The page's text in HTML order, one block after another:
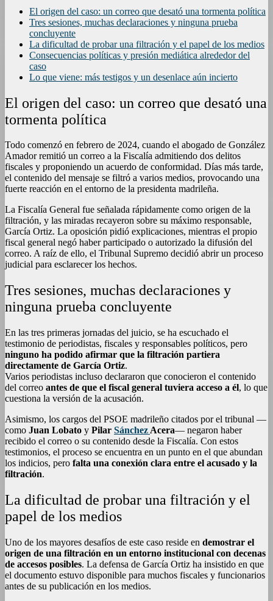
El origen del caso: un correo que desató una tormenta política
Tres sesiones, muchas declaraciones y ninguna prueba
concluyente
La dificultad de probar una filtración y el papel de los medios
Consecuencias políticas y presión mediática alrededor del
caso
Lo que viene: más testigos y un desenlace aún incierto
El origen del caso: un correo que desató una
tormenta política
Todo comenzó en febrero de 2024, cuando el abogado de González
Amador remitió un correo a la Fiscalía admitiendo dos delitos
fiscales y proponiendo un acuerdo de conformidad. Días más tarde,
el contenido del mensaje se filtró a varios medios, provocando una
fuerte reacción en el entorno de la presidenta madrileña.
La Fiscalía General fue señalada rápidamente como origen de la
filtración, y las miradas recayeron sobre su máximo responsable,
García Ortiz. La oposición pidió explicaciones, mientras el propio
fiscal general negó haber participado o autorizado la difusión del
correo. A raíz de ello, el Tribunal Supremo decidió abrir un proceso
judicial para esclarecer los hechos.
Tres sesiones, muchas declaraciones y
ninguna prueba concluyente
En las tres primeras jornadas del juicio, se ha escuchado el
testimonio de periodistas, fiscales y responsables políticos, pero
ninguno ha podido afirmar que la filtración partiera
directamente de García Ortiz.
Varios periodistas incluso declararon que conocieron el contenido
del correo antes de que el fiscal general tuviera acceso a él, lo que
cuestiona la versión de la acusación.
Asimismo, los cargos del PSOE madrileño citados por el tribunal —
como Juan Lobato y Pilar Sánchez Acera— negaron haber
recibido el correo o su contenido desde la Fiscalía. Con estos
testimonios, el proceso se encuentra en un punto en el que abundan
los indicios, pero falta una conexión clara entre el acusado y la
filtración.
La dificultad de probar una filtración y el
papel de los medios
Uno de los mayores desafíos de este caso reside en demostrar el
origen de una filtración en un entorno institucional con decenas
de accesos posibles. La defensa de García Ortiz ha insistido en que
el documento estuvo disponible para muchos fiscales y funcionarios
antes de su publicación en los medios.